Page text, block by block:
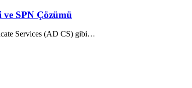
SPN Çözümü
Services (AD CS) gibi…